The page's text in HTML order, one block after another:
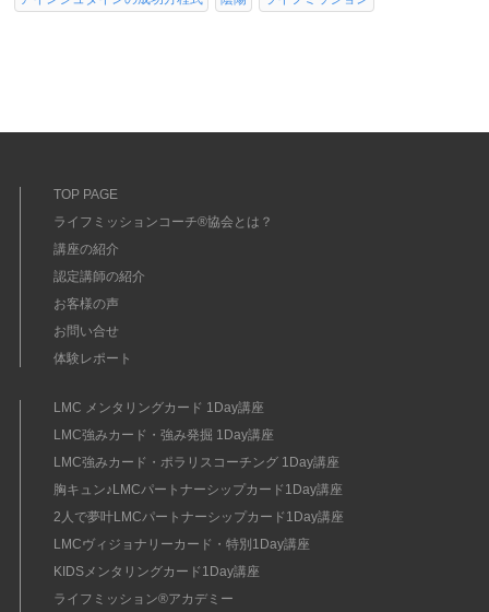
TOP PAGE
ライフミッションコーチ®協会とは？
講座の紹介
認定講師の紹介
お客様の声
お問い合せ
体験レポート
LMC メンタリングカード 1Day講座
LMC強みカード・強み発掘 1Day講座
LMC強みカード・ポラリスコーチング 1Day講座
胸キュン♪LMCパートナーシップカード1Day講座
2人で夢叶LMCパートナーシップカード1Day講座
LMCヴィジョナリーカード・特別1Day講座
KIDSメンタリングカード1Day講座
ライフミッション®︎アカデミー